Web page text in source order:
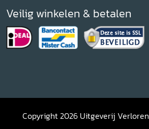
Veilig winkelen & betalen
Copyright 2026 Uitgeverij Verloren